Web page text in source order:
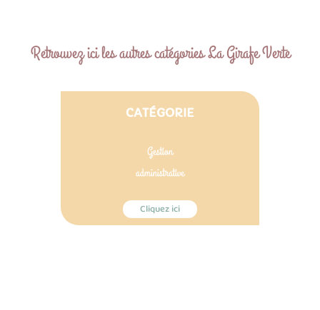
Retrouvez ici les autres catégories La Girafe Verte
CATÉGORIE
Gestion
administrative
Cliquez ici